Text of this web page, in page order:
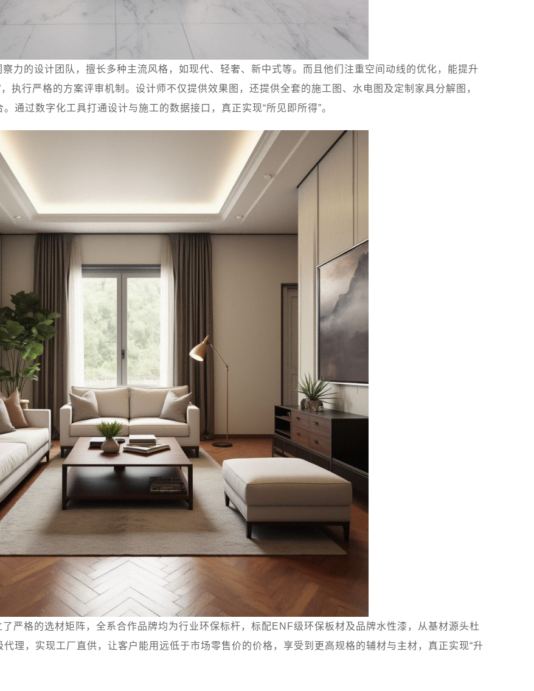
力的设计团队，擅长多种主流风格，如现代、轻奢、新中式等。而且他们注重空间动线的优化，能提升
执行严格的方案评审机制。设计师不仅提供效果图，还提供全套的施工图、水电图及定制家具分解图，
通过数字化工具打通设计与施工的数据接口，真正实现“所见即所得”。
严格的选材矩阵，全系合作品牌均为行业环保标杆，标配ENF级环保板材及品牌水性漆，从基材源头杜
理，实现工厂直供，让客户能用远低于市场零售价的价格，享受到更高规格的辅材与主材，真正实现“升